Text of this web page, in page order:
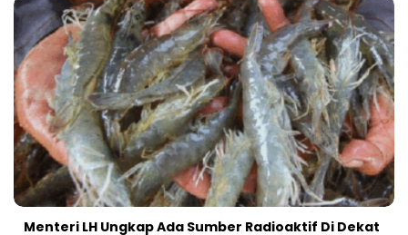
Menteri LH Ungkap Ada Sumber Radioaktif Di Dekat